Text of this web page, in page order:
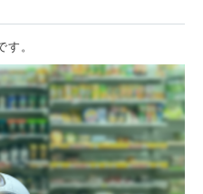
す。